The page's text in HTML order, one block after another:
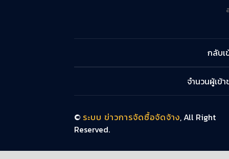
กลับเ
จำนวนผู้เข้
© ระบบ ข่าวการจัดซื้อจัดจ้าง, All Right
Reserved.